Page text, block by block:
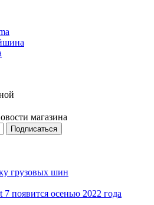
магазина
грузовых шин
появится осенью 2022 года